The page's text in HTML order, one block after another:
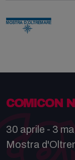
COMICON
30 aprile - 3
Mostra